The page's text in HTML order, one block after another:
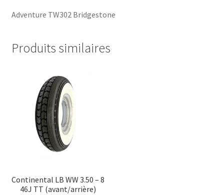
Adventure TW302 Bridgestone
Produits similaires
Continental LB WW 3.50 – 8
46J TT (avant/arrière)